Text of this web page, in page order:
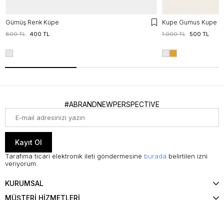
Gümüş Renk Küpe
400 TL
800 TL
Kupe Gumus Kupe
500 TL
1.000 TL
#ABRANDNEWPERSPECTIVE
Kayıt Ol
Tarafıma ticari elektronik ileti göndermesine burada belirtilen izni
veriyorum.
KURUMSAL
MÜŞTERİ HİZMETLERİ